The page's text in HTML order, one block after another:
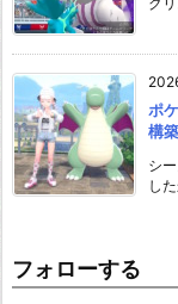
ポ
構
シ
し
フォローする